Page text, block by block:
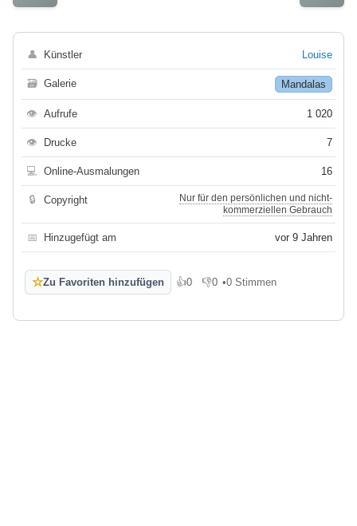
👤 Künstler Louise
🗃 Galerie Mandalas
👁 Aufrufe 1 020
👁 Drucke 7
💻 Online-Ausmalungen 16
🔒 Copyright
Nur für den persönlichen und nicht-
kommerziellen Gebrauch
📅 Hinzugefügt am vor 9 Jahren
☆Zu Favoriten hinzufügen 👍0
Gefällt mir
👎0
Gefällt mir nicht
•0 Stimmen